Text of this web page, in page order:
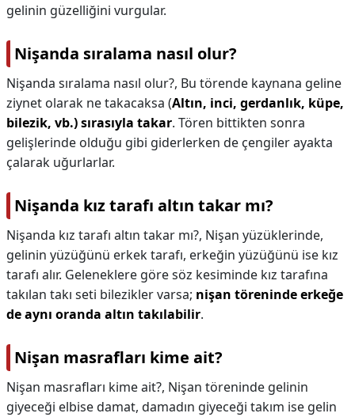
gelinin güzelliğini vurgular.
Nişanda sıralama nasıl olur?
Nişanda sıralama nasıl olur?, Bu törende kaynana geline
ziynet olarak ne takacaksa (Altın, inci, gerdanlık, küpe,
bilezik, vb.)sırasıyla takar. Tören bittikten sonra
gelişlerinde olduğu gibi giderlerken de çengiler ayakta
çalarak uğurlarlar.
Nişanda kız tarafı altın takar mı?
Nişanda kız tarafı altın takar mı?, Nişan yüzüklerinde,
gelinin yüzüğünü erkek tarafı, erkeğin yüzüğünü ise kız
tarafı alır. Geleneklere göre söz kesiminde kız tarafına
takılan takı seti bilezikler varsa; nişan töreninde erkeğe
de aynı oranda altın takılabilir.
Nişan masrafları kime ait?
Nişan masrafları kime ait?, Nişan töreninde gelinin
giyeceği elbise damat, damadın giyeceği takım ise gelin